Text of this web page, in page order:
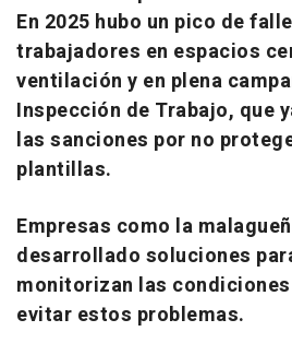
En 2025 hubo un pico de
trabajadores en espacios
ventilación y en plena
Inspección de Trabajo, que
las sanciones por no
plantillas.
Empresas como la
desarrollado soluciones
monitorizan las
evitar estos problemas.